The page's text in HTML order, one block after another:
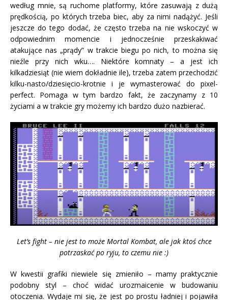
według mnie, są ruchome platformy, które zasuwają z dużą
prędkością, po których trzeba biec, aby za nimi nadążyć. Jeśli
jeszcze do tego dodać, że często trzeba na nie wskoczyć w
odpowiednim momencie i jednocześnie przeskakiwać
atakujące nas „prądy” w trakcie biegu po nich, to można się
nieźle przy nich wku…. Niektóre komnaty – a jest ich
kilkadziesiąt (nie wiem dokładnie ile), trzeba zatem przechodzić
kilku-nasto/dziesięcio-krotnie i je wymasterować do pixel-
perfect. Pomaga w tym bardzo fakt, że zaczynamy z 10
życiami a w trakcie gry możemy ich bardzo dużo nazbierać.
Let’s fight – nie jest to może Mortal Kombat, ale jak ktoś chce
potrzaskać po ryju, to czemu nie :)
W kwestii grafiki niewiele się zmieniło – mamy praktycznie
podobny styl – choć widać urozmaicenie w budowaniu
otoczenia. Wydaje mi się, że jest po prostu ładniej i pojawiła